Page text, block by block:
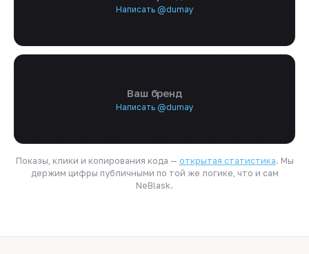
Написать @dumay
Ваш бренд
Написать @dumay
Показы, клики и копирования кода — открытая статистика. Мы
держим цифры публичными по той же логике, что и сам
NeBlask.